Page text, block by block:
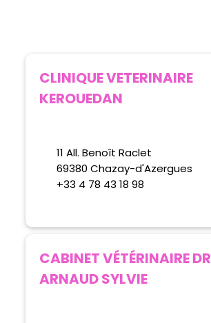
CLINIQUE VETERINAIRE
KEROUEDAN
11 All. Benoît Raclet
69380 Chazay-d'Azergues
+33 4 78 43 18 98
CABINET VÉTÉRINAIRE DR
ARNAUD SYLVIE